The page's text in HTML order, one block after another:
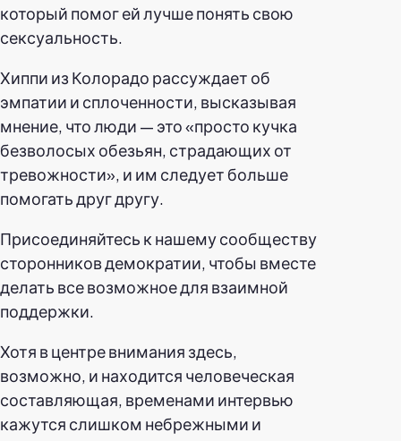
который помог ей лучше понять свою
сексуальность.
Хиппи из Колорадо рассуждает об
эмпатии и сплоченности, высказывая
мнение, что люди — это «просто кучка
безволосых обезьян, страдающих от
тревожности», и им следует больше
помогать друг другу.
Присоединяйтесь к нашему сообществу
сторонников демократии, чтобы вместе
делать все возможное для взаимной
поддержки.
Хотя в центре внимания здесь,
возможно, и находится человеческая
составляющая, временами интервью
кажутся слишком небрежными и